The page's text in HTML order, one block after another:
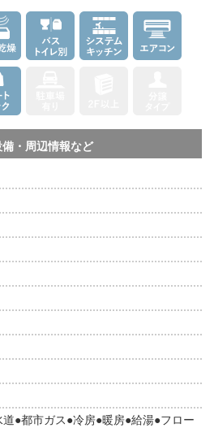
・周辺情報など
道 都市ガス 冷房 暖房 給湯 フロー